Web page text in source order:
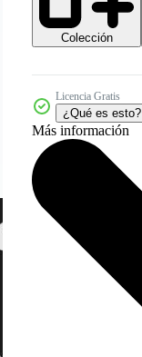
Colección
Licencia Gratis
¿Qué es esto?
Más información